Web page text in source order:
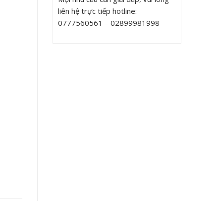
liên hệ trực tiếp hotline:
0777560561 – 02899981998